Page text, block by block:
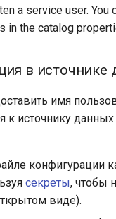
a service user. You
in the catalog
в источнике
имя
к источнику
конфигурации
секреты, чтобы
виде).